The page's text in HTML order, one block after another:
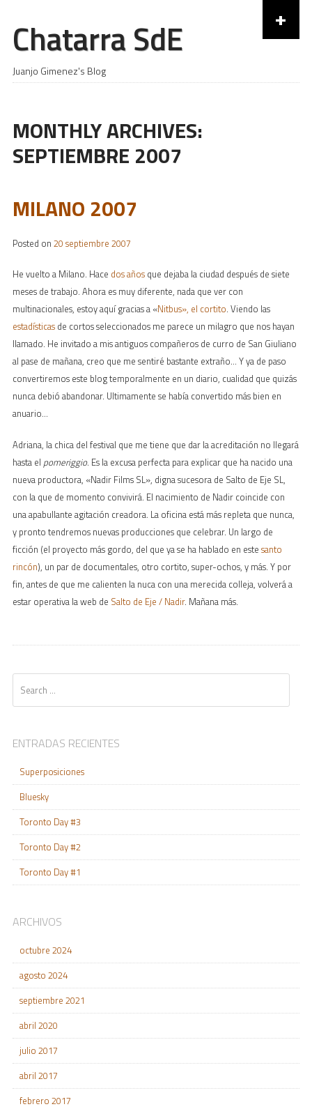
Chatarra SdE
Juanjo Gimenez's Blog
+
Skip to content
MONTHLY ARCHIVES:
SEPTIEMBRE 2007
MILANO 2007
Posted on 20 septiembre 2007
He vuelto a Milano. Hace dos añosque dejaba la ciudad después de siete
meses de trabajo. Ahora es muy diferente, nada que ver con
multinacionales, estoy aquí gracias a «Nitbus», el cortito. Viendo las
estadísticasde cortos seleccionados me parece un milagro que nos hayan
llamado. He invitado a mis antiguos compañeros de curro de San Giuliano
al pase de mañana, creo que me sentiré bastante extraño… Y ya de paso
convertiremos este blog temporalmente en un diario, cualidad que quizás
nunca debió abandonar. Ultimamente se había convertido más bien en
anuario…
Adriana, la chica del festival que me tiene que dar la acreditación no llegará
hasta el pomeriggio. Es la excusa perfecta para explicar que ha nacido una
nueva productora, «Nadir Films SL», digna sucesora de Salto de Eje SL,
con la que de momento convivirá. El nacimiento de Nadir coincide con
una apabullante agitación creadora. La oficina está más repleta que nunca,
y pronto tendremos nuevas producciones que celebrar. Un largo de
ficción (el proyecto más gordo, del que ya se ha hablado en este santo
rincón), un par de documentales, otro cortito, super-ochos, y más. Y por
fin, antes de que me calienten la nuca con una merecida colleja, volverá a
estar operativa la web de Salto de Eje / Nadir. Mañana más.
ENTRADAS RECIENTES
Superposiciones
Bluesky
Toronto Day #3
Toronto Day #2
Toronto Day #1
ARCHIVOS
octubre 2024
agosto 2024
septiembre 2021
abril 2020
julio 2017
abril 2017
febrero 2017